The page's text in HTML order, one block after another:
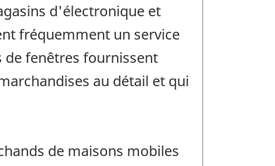
d'électronique et
fréquemment un service
de fenêtres fournissent
au détail et qui
de maisons mobiles